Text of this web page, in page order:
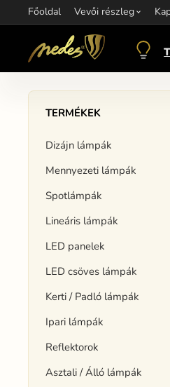
Főoldal Vevői részleg
Információ:
TERMÉKEK
Dizájn lámpák
Mennyezeti lámpák
Spotlámpák
Lineáris lámpák
LED panelek
LED csöves lámpák
Kerti / Padló lámpák
Ipari lámpák
Reflektorok
Asztali / Álló lámpák